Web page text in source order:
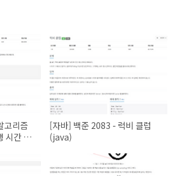
고리즘
시간 2
[자바] 백준 2083 - 럭비 클럽
(java)